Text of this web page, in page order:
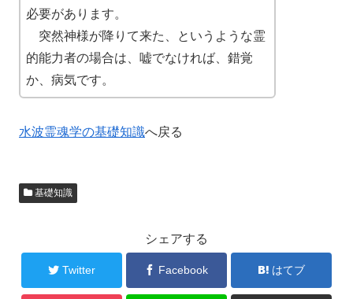
必要があります。
突然神様が降りて来た、というような霊
的能力者の場合は、嘘でなければ、錯覚
か、病気です。
水波霊魂学の基礎知識へ戻る
基礎知識
シェアする
Twitter Facebook はてブ